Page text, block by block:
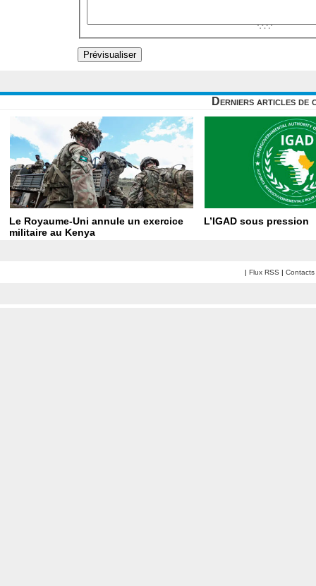
Derniers articles de
Le Royaume-Uni annule un exercice
militaire au Kenya
L’IGAD sous pression
| Flux RSS | Contacts